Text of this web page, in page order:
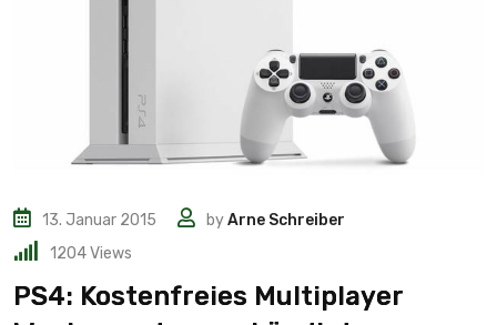
13. Januar 2015 byArne Schreiber
1204Views
PS4: Kostenfreies Multiplayer